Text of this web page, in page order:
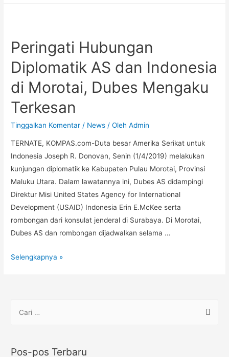
Peringati Hubungan
Diplomatik AS dan Indonesia
di Morotai, Dubes Mengaku
Terkesan
Tinggalkan Komentar / News / OlehAdmin
TERNATE, KOMPAS.com-Duta besar Amerika Serikat untuk
Indonesia Joseph R. Donovan, Senin (1/4/2019) melakukan
kunjungan diplomatik ke Kabupaten Pulau Morotai, Provinsi
Maluku Utara. Dalam lawatannya ini, Dubes AS didampingi
Direktur Misi United States Agency for International
Development (USAID) Indonesia Erin E.McKee serta
rombongan dari konsulat jenderal di Surabaya. Di Morotai,
Dubes AS dan rombongan dijadwalkan selama …
Selengkapnya »
Pos-pos Terbaru